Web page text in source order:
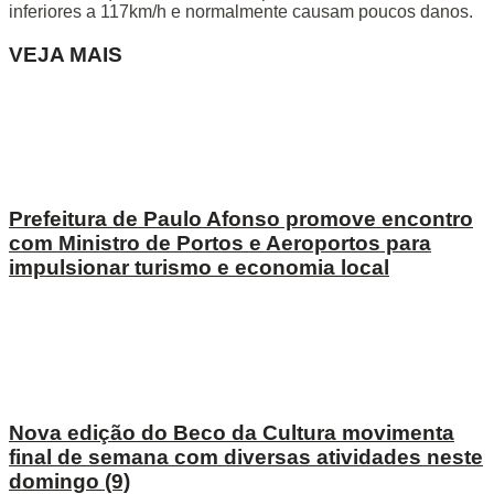
inferiores a 117km/h e normalmente causam poucos danos.
VEJA MAIS
Prefeitura de Paulo Afonso promove encontro
com Ministro de Portos e Aeroportos para
impulsionar turismo e economia local
Nova edição do Beco da Cultura movimenta
final de semana com diversas atividades neste
domingo (9)